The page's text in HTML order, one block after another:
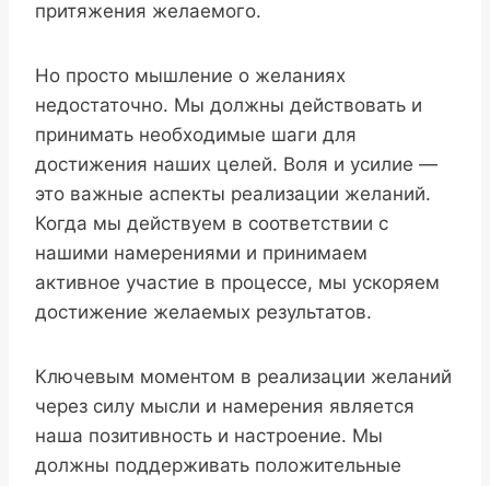
притяжения желаемого.
Но просто мышление о желаниях
недостаточно. Мы должны действовать и
принимать необходимые шаги для
достижения наших целей. Воля и усилие —
это важные аспекты реализации желаний.
Когда мы действуем в соответствии с
нашими намерениями и принимаем
активное участие в процессе, мы ускоряем
достижение желаемых результатов.
Ключевым моментом в реализации желаний
через силу мысли и намерения является
наша позитивность и настроение. Мы
должны поддерживать положительные